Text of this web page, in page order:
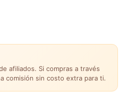
afiliados. Si compras a través
comisión sin costo extra para ti.